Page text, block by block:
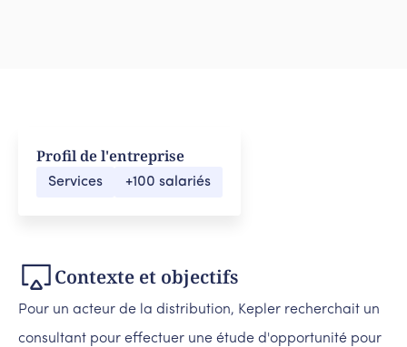
Contexte et objectifs
Pour un acteur de la distribution, Kepler recherchait un
consultant pour effectuer une étude d'opportunité pour
Profil de l'entreprise
Services +100 salariés